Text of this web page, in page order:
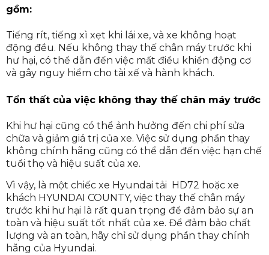
gồm:
Tiếng rít, tiếng xì xẹt khi lái xe, và xe không hoạt
động đều. Nếu không thay thế chân máy trước khi
hư hại, có thể dẫn đến việc mất điều khiển động cơ
và gây nguy hiểm cho tài xế và hành khách.
Tổn thất của việc không thay thế chân máy trước
Khi hư hại cũng có thể ảnh hưởng đến chi phí sửa
chữa và giảm giá trị của xe. Việc sử dụng phần thay
không chính hãng cũng có thể dẫn đến việc hạn chế
tuổi thọ và hiệu suất của xe.
Vì vậy, là một chiếc xe Hyundai tải HD72 hoặc xe
khách HYUNDAI COUNTY, việc thay thế chân máy
trước khi hư hại là rất quan trọng để đảm bảo sự an
toàn và hiệu suất tốt nhất của xe. Để đảm bảo chất
lượng và an toàn, hãy chỉ sử dụng phần thay chính
hãng của Hyundai.